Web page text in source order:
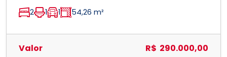
2 1 1 54,26 m²
Valor R$ 290.000,00